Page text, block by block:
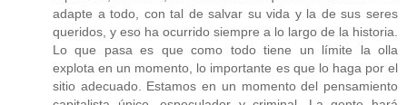
adapte a todo, con tal de salvar su vida y la de sus seres
queridos, y eso ha ocurrido siempre a lo largo de la historia.
Lo que pasa es que como todo tiene un límite la olla
explota en un momento, lo importante es que lo haga por el
sitio adecuado. Estamos en un momento del pensamiento